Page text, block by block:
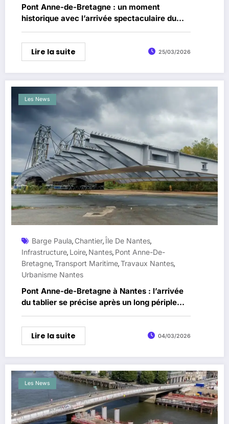
Pont Anne-de-Bretagne : un moment
historique avec l’arrivée spectaculaire du
tablier à Nantes
Lire la suite 25/03/2026
Les News
Barge Paula, Chantier,Île De Nantes,
Infrastructure, Loire, Nantes, Pont Anne-De-
Bretagne,Transport Maritime,Travaux Nantes,
Urbanisme Nantes
Pont Anne-de-Bretagne à Nantes : l’arrivée
du tablier se précise après un long périple
maritime
Lire la suite 04/03/2026
Les News